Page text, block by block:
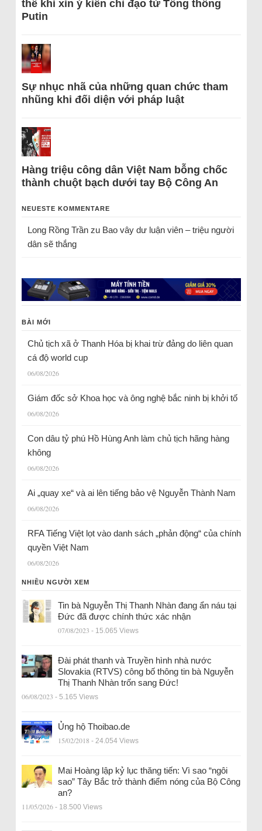
thể khi xin ý kiến chỉ đạo từ Tổng thống
Putin
Sự nhục nhã của những quan chức tham
nhũng khi đối diện với pháp luật
Hàng triệu công dân Việt Nam bỗng chốc
thành chuột bạch dưới tay Bộ Công An
NEUESTE KOMMENTARE
Long Rồng Trầnzu Bao vây dư luận viên – triệu người
dân sẽ thắng
BÀI MỚI
Chủ tịch xã ở Thanh Hóa bị khai trừ đảng do liên quan
cá độ world cup
06/08/2026
Giám đốc sở Khoa học và ông nghệ bắc ninh bị khởi tố
06/08/2026
Con dâu tỷ phú Hồ Hùng Anh làm chủ tịch hãng hàng
không
06/08/2026
Ai „quay xe“ và ai lên tiếng bảo vệ Nguyễn Thành Nam
06/08/2026
RFA Tiếng Việt lọt vào danh sách „phản động“ của chính
quyền Việt Nam
06/08/2026
NHIỀU NGƯỜI XEM
Tin bà Nguyễn Thị Thanh Nhàn đang ẩn náu tại
Đức đã được chính thức xác nhận
07/08/2023 - 15.065 Views
Đài phát thanh và Truyền hình nhà nước
Slovakia (RTVS) công bố thông tin bà Nguyễn
Thị Thanh Nhàn trốn sang Đức!
06/08/2023 - 5.165 Views
Ủng hộ Thoibao.de
15/02/2018 - 24.054 Views
Mai Hoàng lập kỷ lục thăng tiến: Vì sao “ngôi
sao” Tây Bắc trở thành điểm nóng của Bộ Công
an?
11/05/2026 - 18.500 Views